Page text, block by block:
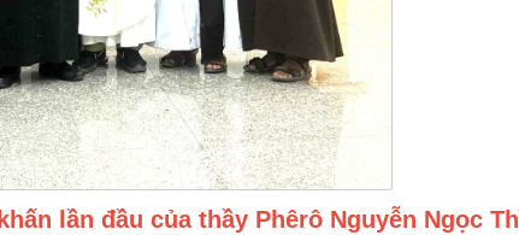
lần đầu của thầy Phêrô Nguyễn Ngọc